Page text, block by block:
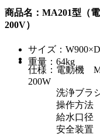
商品名：MA201型（
200V）
サイズ：
重量：64kg
仕様：電動機
200W
洗浄ブラシ
操作方法 ワ
給水口径 呼
安全装置